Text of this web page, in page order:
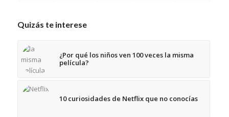
Quizás te interese
¿Por qué los niños ven 100 veces la misma
película?
10 curiosidades de Netflix que no conocías